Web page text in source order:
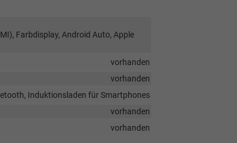
Farbdisplay, Android Auto, Apple
vorhanden
vorhanden
Induktionsladen für Smartphones
vorhanden
vorhanden